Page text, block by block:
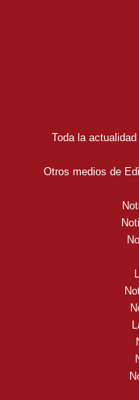
Toda la
Otros medios de